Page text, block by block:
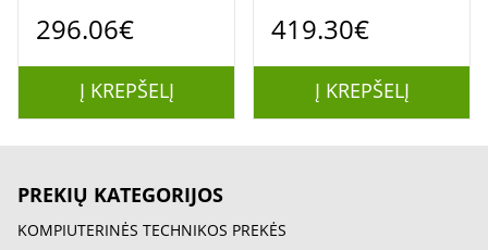
296.06€
Į KREPŠELĮ
419.30€
Į KREPŠELĮ
PREKIŲ KATEGORIJOS
KOMPIUTERINĖS TECHNIKOS PREKĖS